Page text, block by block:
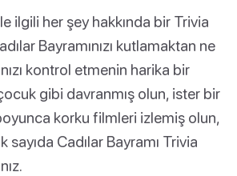
ilgili her şey hakkında bir Trivia
Bayramınızı kutlamaktan ne
kontrol etmenin harika bir
gibi davranmış olun, ister bir
korku filmleri izlemiş olun,
sayıda Cadılar Bayramı Trivia